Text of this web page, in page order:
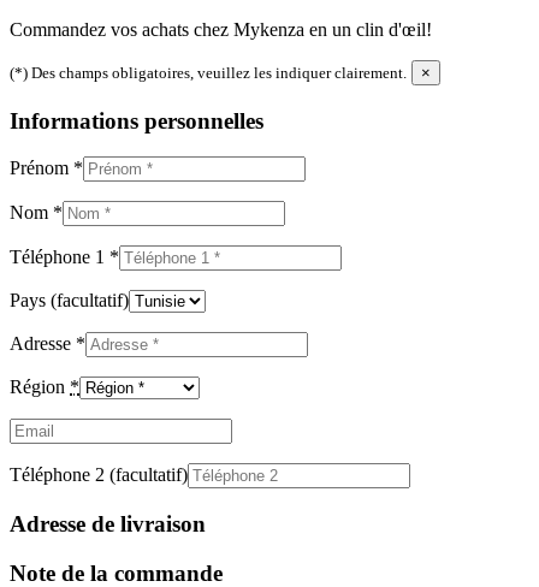
Commandez vos achats chez Mykenza en un clin d'œil!
(*) Des champs obligatoires, veuillez les indiquer clairement. ×
Informations personnelles
Prénom *
Nom *
Téléphone 1 *
Pays (facultatif)
Adresse *
Région *
Email
Téléphone 2 (facultatif)
Adresse de livraison
Note de la commande